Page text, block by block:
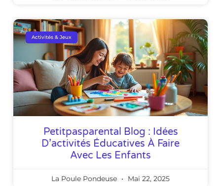
Activités & Jeux
Petitpasparental Blog : Idées
D’activités Éducatives À Faire
Avec Les Enfants
La Poule Pondeuse Mai 22, 2025